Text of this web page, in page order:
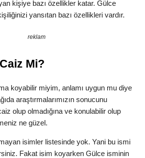
kişiye bazı özellikler katar. Gülce
yansıtan bazı özellikleri vardır.
reklam
Mi?
koyabilir miyim, anlamı uygun mu diye
araştırmalarımızın sonucunu
olup olmadığına ve konulabilir olup
ne güzel.
isimler listesinde yok. Yani bu ismi
Fakat isim koyarken Gülce isminin